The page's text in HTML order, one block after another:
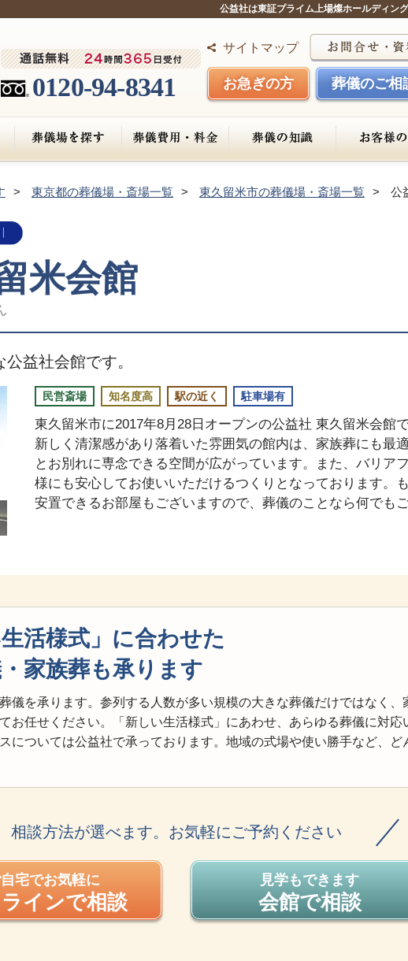
公益社は東証プライム上場燦ホールディン
サイトマップ
お急ぎの方 葬儀のご相
0120-94-8341
東京都の葬儀場・斎場一覧 東久留米市の葬儀場・斎場一覧 公
米会館
益社会館です。
民営斎場 知名度高 駅の近く 駐車場有
東久留米市に2017年8月28日オープンの公益社 東久留米会館で
新しく清潔感があり落着いた雰囲気の館内は、家族葬にも最
とお別れに専念できる空間が広がっています。また、バリア
様にも安心してお使いいただけるつくりとなっております。
安置できるお部屋もございますので、葬儀のことなら何でも
活様式」に合わせた
家族葬も承ります
儀を承ります。参列する人数が多い規模の大きな葬儀だけではなく、
お任せください。「新しい生活様式」にあわせ、あらゆる葬儀に対応
については公益社で承っております。地域の式場や使い勝手など、ど
相談方法が選べます。お気軽にご予約ください
宅でお気軽に
インで相談
見学もできます
会館で相談